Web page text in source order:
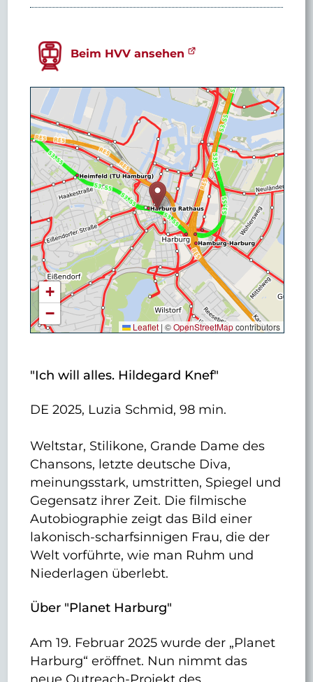
Beim HVV ansehen
+
−
Leaflet | ©OpenStreetMapcontributors
"Ich will alles. Hildegard Knef"
DE 2025, Luzia Schmid, 98 min.
Weltstar, Stilikone, Grande Dame des
Chansons, letzte deutsche Diva,
meinungsstark, umstritten, Spiegel und
Gegensatz ihrer Zeit. Die filmische
Autobiographie zeigt das Bild einer
lakonisch-scharfsinnigen Frau, die der
Welt vorführte, wie man Ruhm und
Niederlagen überlebt.
Über "Planet Harburg"
Am 19. Februar 2025 wurde der „Planet
Harburg“ eröffnet. Nun nimmt das
neue Outreach-Projekt des